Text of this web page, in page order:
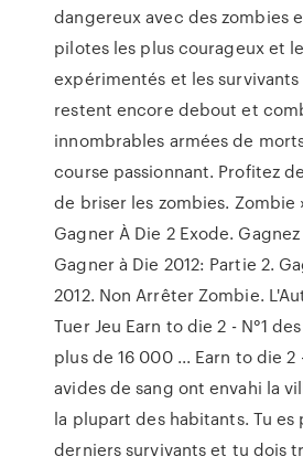
dangereux avec des zombies
pilotes les plus courageux et
expérimentés et les
restent encore debout et
innombrables armées de
course passionnant. Profitez
de briser les zombies. Zombie
Gagner À Die 2 Exode.
Gagner à Die 2012: Partie 2.
2012. Non Arrêter Zombie.
Tuer Jeu Earn to die 2 - N°1
plus de 16 000 ... Earn to die 2
avides de sang ont envahi la
la plupart des habitants. Tu es
derniers survivants et tu dois